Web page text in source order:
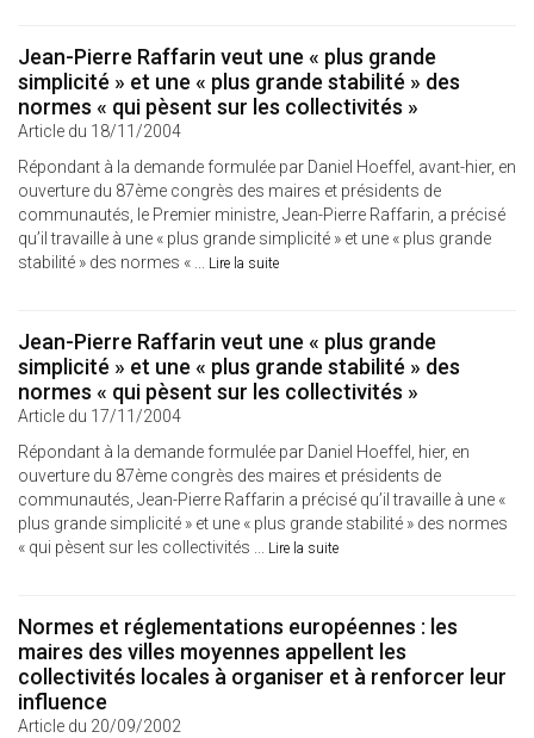
Jean-Pierre Raffarin veut une « plus grande
simplicité » et une « plus grande stabilité » des
normes « qui pèsent sur les collectivités »
Article du 18/11/2004
Répondant à la demande formulée par Daniel Hoeffel, avant-hier, en
ouverture du 87ème congrès des maires et présidents de
communautés, le Premier ministre, Jean-Pierre Raffarin, a précisé
qu’il travaille à une « plus grande simplicité » et une « plus grande
stabilité » des normes « ... Lire la suite
Jean-Pierre Raffarin veut une « plus grande
simplicité » et une « plus grande stabilité » des
normes « qui pèsent sur les collectivités »
Article du 17/11/2004
Répondant à la demande formulée par Daniel Hoeffel, hier, en
ouverture du 87ème congrès des maires et présidents de
communautés, Jean-Pierre Raffarin a précisé qu’il travaille à une «
plus grande simplicité » et une « plus grande stabilité » des normes
« qui pèsent sur les collectivités ... Lire la suite
Normes et réglementations européennes : les
maires des villes moyennes appellent les
collectivités locales à organiser et à renforcer leur
influence
Article du 20/09/2002